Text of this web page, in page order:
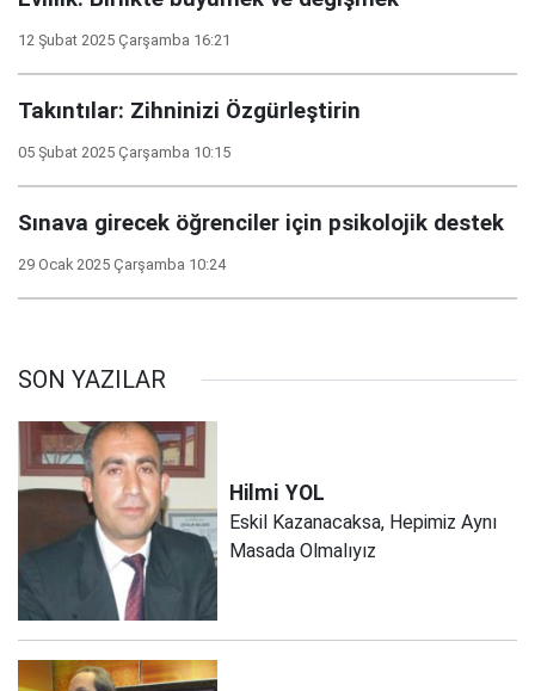
12 Şubat 2025 Çarşamba 16:21
Takıntılar: Zihninizi Özgürleştirin
05 Şubat 2025 Çarşamba 10:15
Sınava girecek öğrenciler için psikolojik destek
29 Ocak 2025 Çarşamba 10:24
SON YAZILAR
Hilmi YOL
Eskil Kazanacaksa, Hepimiz Aynı
Masada Olmalıyız